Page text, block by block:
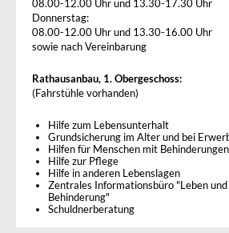
08.00-12.00 Uhr und 13.30-17.30 Uhr
Donnerstag:
08.00-12.00 Uhr und 13.30-16.00 Uhr
sowie nach Vereinbarung
Rathausanbau, 1. Obergeschoss:
(Fahrstühle vorhanden)
Hilfe zum Lebensunterhalt
Grundsicherung im Alter und bei
Hilfen für Menschen mit Behinderungen
Hilfe zur Pflege
Hilfe in anderen Lebenslagen
Zentrales Informationsbüro "Leben
Behinderung"
Schuldnerberatung